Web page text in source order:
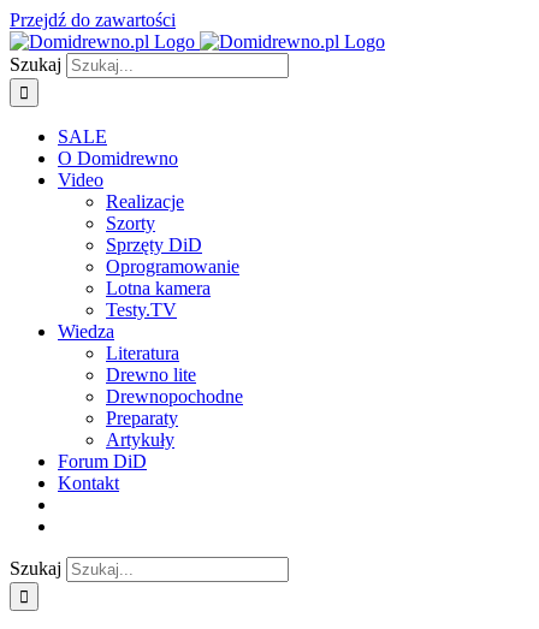
Przejdź do zawartości
Szukaj
SALE
O Domidrewno
Video
Realizacje
Szorty
Sprzęty DiD
Oprogramowanie
Lotna kamera
Testy.TV
Wiedza
Literatura
Drewno lite
Drewnopochodne
Preparaty
Artykuły
Forum DiD
Kontakt
Szukaj